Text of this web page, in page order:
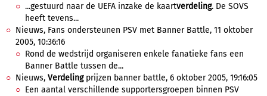
...gestuurd naar de UEFA inzake de kaartverdeling. De SOVS
heeft tevens...
Nieuws, Fans ondersteunen PSV met Banner Battle, 11 oktober
2005, 10:36:16
Rond de wedstrijd organiseren enkele fanatieke fans een
Banner Battle tussen de...
Nieuws, Verdelingprijzen banner battle, 6 oktober 2005, 19:16:05
Een aantal verschillende supportersgroepen binnen PSV